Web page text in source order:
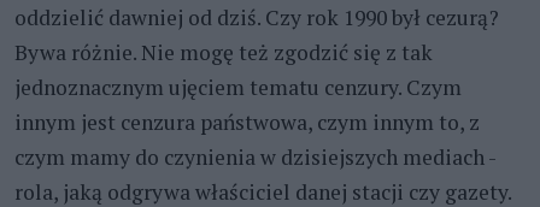
oddzielić dawniej od dziś. Czy rok 1990 był cezurą?
Bywa różnie. Nie mogę też zgodzić się z tak
jednoznacznym ujęciem tematu cenzury. Czym
innym jest cenzura państwowa, czym innym to, z
czym mamy do czynienia w dzisiejszych mediach -
rola, jaką odgrywa właściciel danej stacji czy gazety.